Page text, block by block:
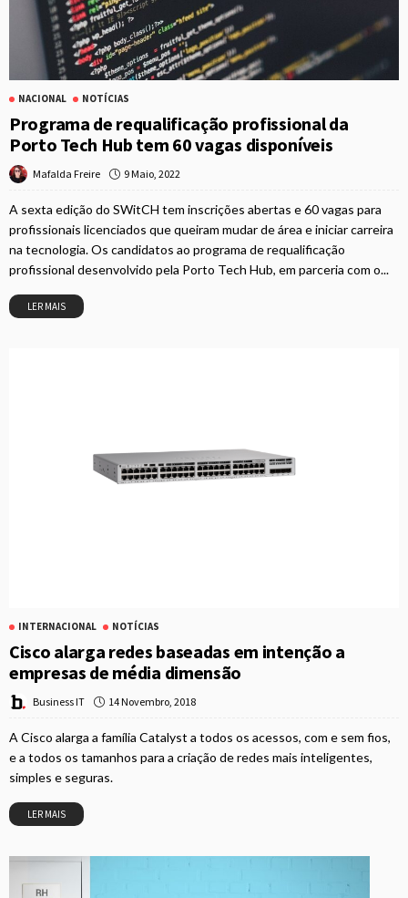
NACIONAL NOTÍCIAS
Programa de requalificação profissional da
Porto Tech Hub tem 60 vagas disponíveis
Mafalda Freire 9 Maio, 2022
A sexta edição do SWitCH tem inscrições abertas e 60 vagas para
profissionais licenciados que queiram mudar de área e iniciar carreira
na tecnologia. Os candidatos ao programa de requalificação
profissional desenvolvido pela Porto Tech Hub, em parceria com o...
LER MAIS
INTERNACIONAL NOTÍCIAS
Cisco alarga redes baseadas em intenção a
empresas de média dimensão
Business IT 14 Novembro, 2018
A Cisco alarga a família Catalyst a todos os acessos, com e sem fios,
e a todos os tamanhos para a criação de redes mais inteligentes,
simples e seguras.
LER MAIS